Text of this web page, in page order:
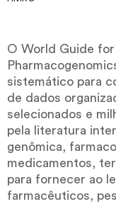
O World Guide for
sistemático para
de dados
selecionados e
pela literatura
genômica,
medicamentos,
para fornecer ao
farmacêuticos,